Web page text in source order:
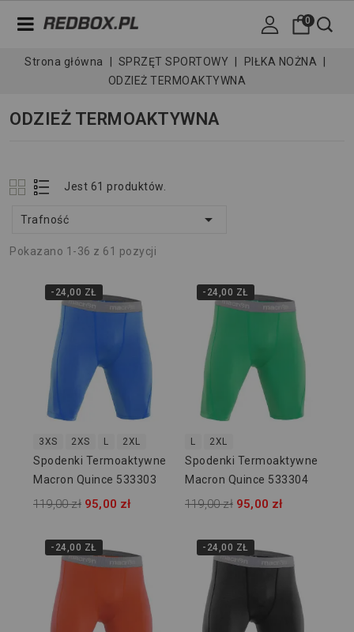
0
Strona główna SPRZĘT SPORTOWY
PIŁKA NOŻNA
ODZIEŻ TERMOAKTYWNA
ODZIEŻ TERMOAKTYWNA
Jest 61 produktów.
Trafność 
Pokazano 1-36 z 61 pozycji
-24,00 ZŁ
3XS 2XS L 2XL
Spodenki Termoaktywne
Macron Quince 533303
119,00 zł 95,00 zł
-24,00 ZŁ
L 2XL
Spodenki Termoaktywne
Macron Quince 533304
119,00 zł 95,00 zł
-24,00 ZŁ -24,00 ZŁ